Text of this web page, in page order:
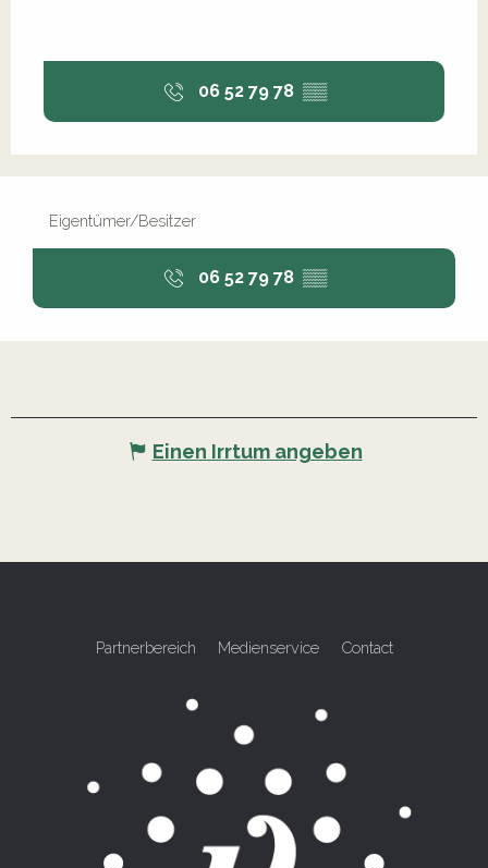
06 52 79 78 ▒▒
Eigentümer/Besitzer
06 52 79 78 ▒▒
Einen Irrtum angeben
Partnerbereich Medienservice Contact